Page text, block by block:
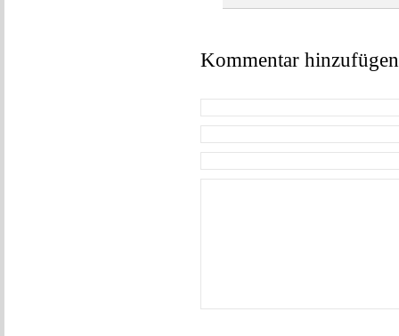
Kommentar hinzufügen